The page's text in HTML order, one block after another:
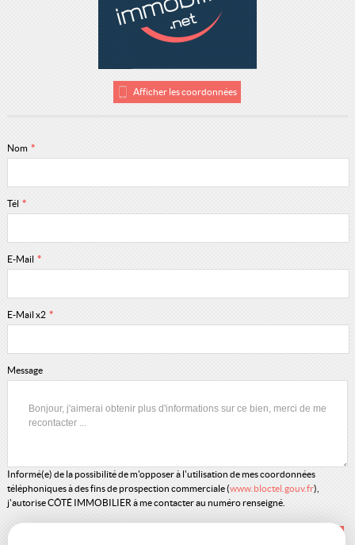
Afficher les coordonnées
Nom *
Tél *
E-Mail *
E-Mail x2 *
Message
Informé(e) de la possibilité de m'opposer à l'utilisation de mes coordonnées
téléphoniques à des fins de prospection commerciale (www.bloctel.gouv.fr),
j'autorise CÔTÉ IMMOBILIER à me contacter au numéro renseigné.
*